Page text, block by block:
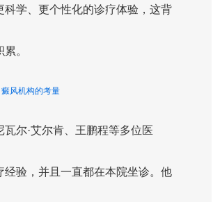
学、更个性化的诊疗体验，这背
。
风机构的考量
尔·艾尔肯、王鹏程等多位医
验，并且一直都在本院坐诊。他